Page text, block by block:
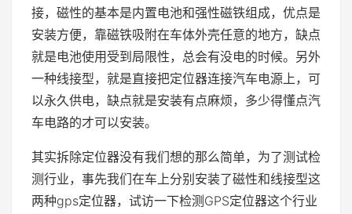
接，磁性的基本是内置电池和强性磁铁组成，优点是
安装方便，靠磁铁吸附在车体外壳任意的地方，缺点
就是电池使用受到局限性，总会有没电的时候。另外
一种线接型，就是直接把定位器连接汽车电源上，可
以永久供电，缺点就是安装有点麻烦，多少得懂点汽
车电路的才可以安装。
其实拆除定位器没有我们想的那么简单，为了测试检
测行业，事先我们在车上分别安装了磁性和线接型这
两种gps定位器，试访一下检测GPS定位器这个行业